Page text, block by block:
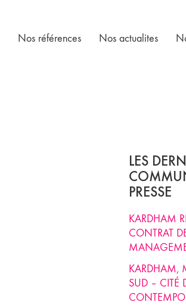
Nos références Nos actualites
LES
PRESSE
KARDHAM
CONTRAT
KARDHAM,
SUD – CITÉ